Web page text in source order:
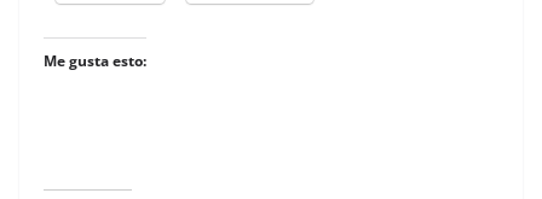
Me gusta esto: